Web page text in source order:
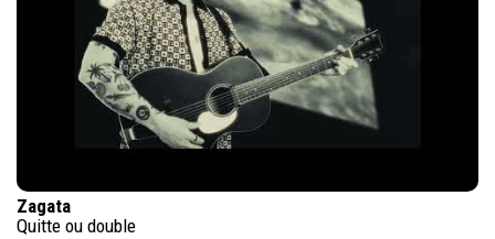
Zagata
Quitte ou double